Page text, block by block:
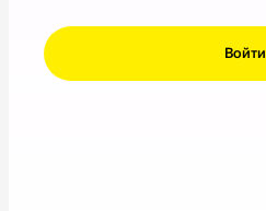
Войти